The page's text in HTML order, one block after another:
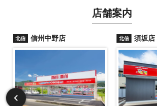
店舗案内
北信 信州中野店 北信 須坂店